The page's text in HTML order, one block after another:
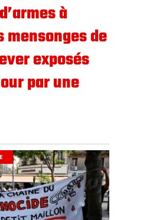
à
mensonges de
exposés
par une